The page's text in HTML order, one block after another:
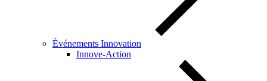
Événements Innovation
Innove-Action